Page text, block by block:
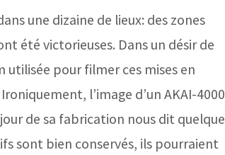
une dizaine de lieux: des zones
été victorieuses. Dans un désir de
utilisée pour filmer ces mises en
l’image d’un AKAI-4000
de sa fabrication nous dit quelque
sont bien conservés, ils pourraient